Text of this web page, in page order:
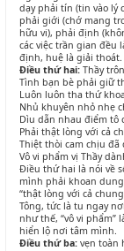
dạy phải tín (tin vào lý
phải giới (chớ mang
hữu vi), phải định
các việc trần gian đều
định, huệ là giải thoát.
Điều thứ hai: Thầy
Tình bạn bè phải giữ
Luôn luôn tha thứ
Nhủ khuyên nhỏ nhẹ
Dìu dẫn nhau điểm tô
Phải thật lòng với cả
Thiệt thòi cam chịu đã
Vô vi phẩm vị Thầy
Điều thứ hai là nói về
mình phải khoan
“thật lòng với cả
Tông, tức là tu ngay
như thế, “vô vi phẩm”
hiển lộ nơi tâm mình.
Điều thứ ba: vẹn toàn